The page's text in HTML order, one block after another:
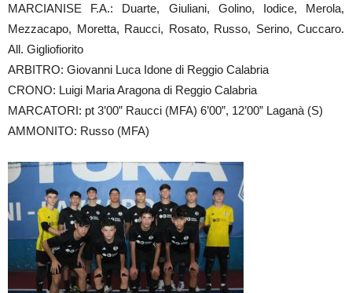
MARCIANISE F.A.: Duarte, Giuliani, Golino, Iodice, Merola,
Mezzacapo, Moretta, Raucci, Rosato, Russo, Serino, Cuccaro.
All. Gigliofiorito
ARBITRO: Giovanni Luca Idone di Reggio Calabria
CRONO: Luigi Maria Aragona di Reggio Calabria
MARCATORI: pt 3’00” Raucci (MFA) 6’00”, 12’00” Laganà (S)
AMMONITO: Russo (MFA)